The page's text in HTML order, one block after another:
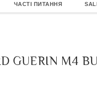
ЧАСТІ ПИТАННЯ
M4